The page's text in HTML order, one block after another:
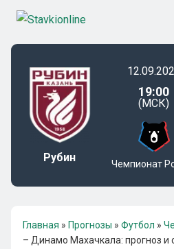
Рубин
19:00
(МСК)
Чемпионат
Главная » Прогнозы » Футбол »
– Динамо Махачкала: прогноз и